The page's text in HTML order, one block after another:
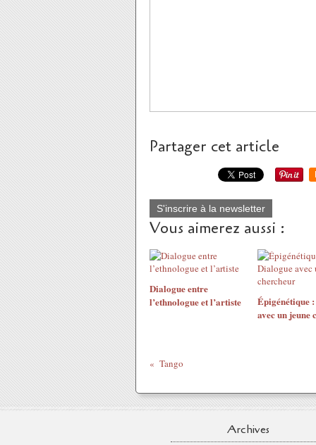
Partager cet article
S'inscrire à la newsletter
Vous aimerez aussi :
Dialogue entre
l’ethnologue et l’artiste
Épigénétique
avec un jeune
Tango
Archives